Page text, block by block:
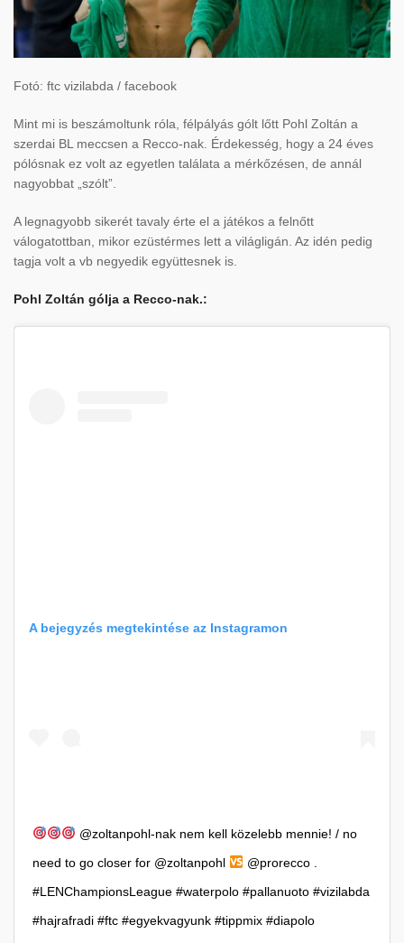
Fotó: ftc vizilabda / facebook
Mint mi is beszámoltunk róla, félpályás gólt lőtt Pohl Zoltán a
szerdai BL meccsen a Recco-nak. Érdekesség, hogy a 24 éves
pólósnak ez volt az egyetlen találata a mérkőzésen, de annál
nagyobbat „szólt”.
A legnagyobb sikerét tavaly érte el a játékos a felnőtt
válogatottban, mikor ezüstérmes lett a világligán. Az idén pedig
tagja volt a vb negyedik együttesnek is.
Pohl Zoltán gólja a Recco-nak.:
A bejegyzés megtekintése az Instagramon
@zoltanpohl-nak nem kell közelebb mennie! / no
need to go closer for @zoltanpohl
@prorecco .
#LENChampionsLeague #waterpolo #pallanuoto #vizilabda
#hajrafradi #ftc #egyekvagyunk #tippmix #diapolo